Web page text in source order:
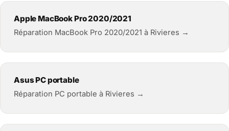
Apple MacBook Pro 2020/2021
Réparation MacBook Pro 2020/2021 à Rivieres →
Asus PC portable
Réparation PC portable à Rivieres →